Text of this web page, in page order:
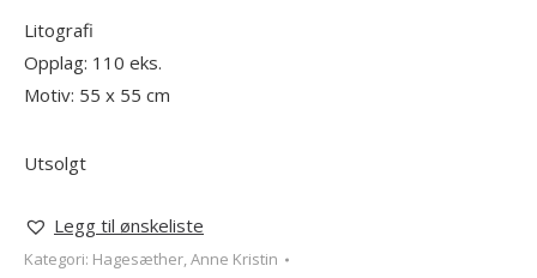
Litografi
Opplag: 110 eks.
Motiv: 55 x 55 cm
Utsolgt
Legg til ønskeliste
Kategori: Hagesæther, Anne Kristin